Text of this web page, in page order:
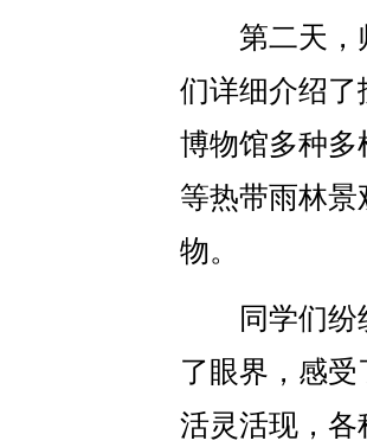
第二天，
们详细介绍了
博物馆多种多
等热带雨林景
物。
同学们
了眼界， 感受
活灵活现，